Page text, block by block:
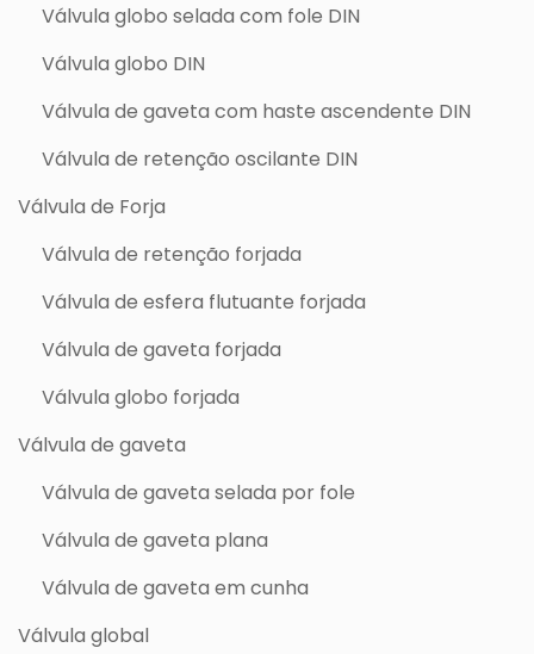
Válvula globo selada com fole DIN
Válvula globo DIN
Válvula de gaveta com haste ascendente DIN
Válvula de retenção oscilante DIN
Válvula de Forja
Válvula de retenção forjada
Válvula de esfera flutuante forjada
Válvula de gaveta forjada
Válvula globo forjada
Válvula de gaveta
Válvula de gaveta selada por fole
Válvula de gaveta plana
Válvula de gaveta em cunha
Válvula global